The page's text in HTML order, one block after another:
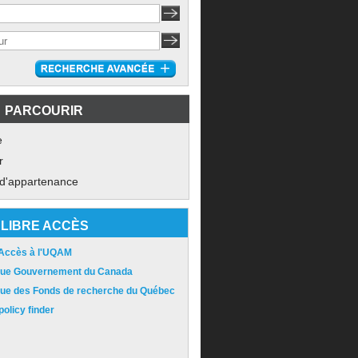
PARCOURIR
LIBRE ACCÈS
à l'UQAM
Gouvernement du Canada
des Fonds de recherche du Québec
finder